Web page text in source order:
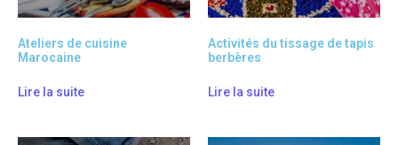
Ateliers de cuisine
Marocaine
Lire la suite
Activités du tissage de tapis
berbères
Lire la suite